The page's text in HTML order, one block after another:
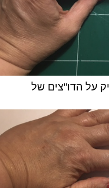
על הדו"צים של